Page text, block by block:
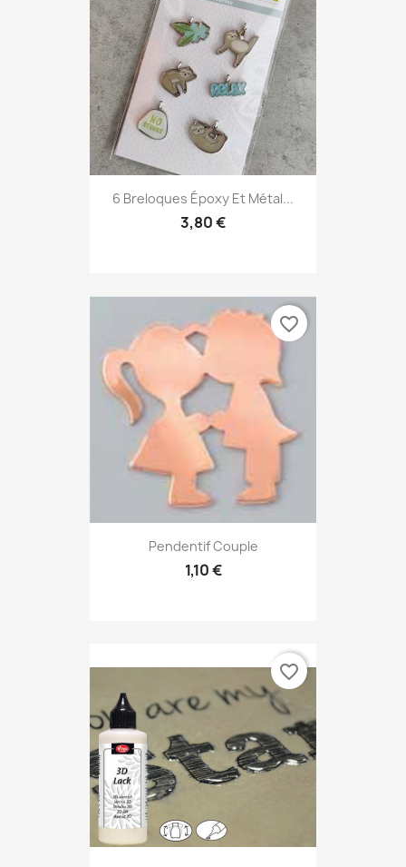
6 Breloques Époxy Et Métal...
3,80 €
Pendentif Couple
1,10 €
favorite_border
favorite_border